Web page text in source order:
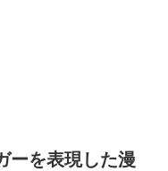
ーを表現した漫